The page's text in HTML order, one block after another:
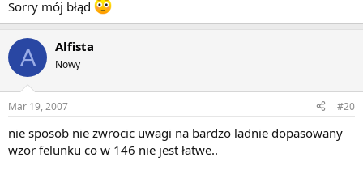
Sorry mój błąd
A Alfista
Nowy
Mar 19, 2007 #20
nie sposob nie zwrocic uwagi na bardzo ladnie dopasowany
wzor felunku co w 146 nie jest łatwe..